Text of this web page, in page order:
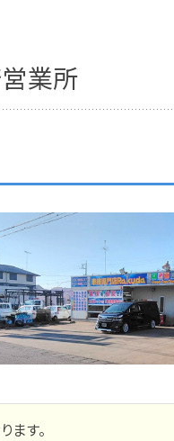
業所
す。